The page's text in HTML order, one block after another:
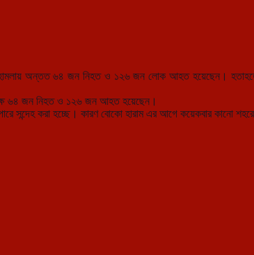
হামলায় অন্তত ৬৪ জন নিহত ও ১২৬ জন লোক আহত হয়েছেন।
৬৪ জন নিহত ও ১২৬ জন আহত হয়েছেন।
সন্দেহ করা হচ্ছে। কারণ বোকো হারাম এর আগে কয়েকবার কানো শহরে